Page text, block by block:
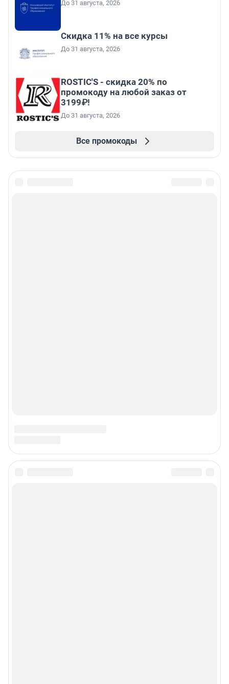
До 31 августа, 2026
Скидка 11% на все курсы
До 31 августа, 2026
ROSTIC'S - скидка 20% по
промокоду на любой заказ от
3199₽!
До 31 августа, 2026
Все промокоды